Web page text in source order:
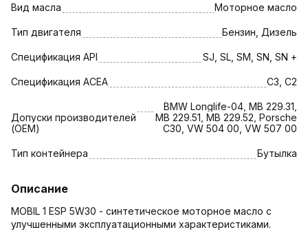
Вид масла Моторное масло
Тип двигателя Бензин, Дизель
Спецификация API SJ, SL, SM, SN, SN +
Спецификация АСЕА C3, C2
Допуски производителей
(OEM)
BMW Longlife-04, MB 229.31,
MB 229.51, MB 229.52, Porsche
C30, VW 504 00, VW 507 00
Тип контейнера Бутылка
Описание
MOBIL 1 ESP 5W30 - синтетическое моторное масло с
улучшенными эксплуатационными характеристиками.